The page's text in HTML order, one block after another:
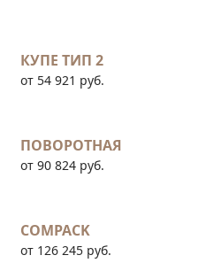
КУПЕ ТИП 2
от 54 921 руб.
ПОВОРОТНАЯ
от 90 824 руб.
COMPACK
от 126 245 руб.